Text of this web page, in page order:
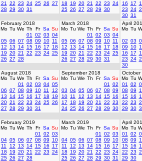
21
22 23 24 25 26 27
28 29 30 31
18
19 20 21 22 23 24
25 26 27 28 29 30
16
17
23 24
30 31
February 2018
Mo Tu We Th Fr Sa Su
01
02 03 04
05 06 07 08 09 10 11
12
13 14 15 16 17
18
19 20 21 22 23 24 25
26 27 28
March 2018
Mo Tu We Th Fr Sa Su
01
02 03 04
05 06 07 08 09 10 11
12
13 14 15 16 17
18
19 20 21 22 23 24 25
26 27 28 29 30 31
April
Mo Tu
02 03
09
10
16
17
23 24
30
August 2018
Mo Tu We Th Fr Sa Su
01
02 03 04 05
06 07 08 09 10 11
12
13
14 15 16 17 18
19
20 21 22 23 24 25 26
27 28 29 30 31
September 2018
Mo Tu We Th Fr Sa Su
01
02
03 04 05 06 07 08 09
10 11 12 13 14 15 16
17
18 19 20 21 22 23
24 25 26 27 28 29 30
October
Mo Tu
01
02
08 09
15 16
22 23
29 30
February 2019
Mo Tu We Th Fr Sa Su
01
02 03
04 05 06 07 08 09
10
11
12 13 14 15 16
17
18
19 20 21 22 23 24
25 26 27 28
March 2019
Mo Tu We Th Fr Sa Su
01
02 03
04 05 06 07 08 09
10
11
12 13 14 15 16
17
18
19 20 21 22 23 24
25 26 27 28 29 30 31
April
Mo Tu
01
02
08 09
15 16
22 23
29 30